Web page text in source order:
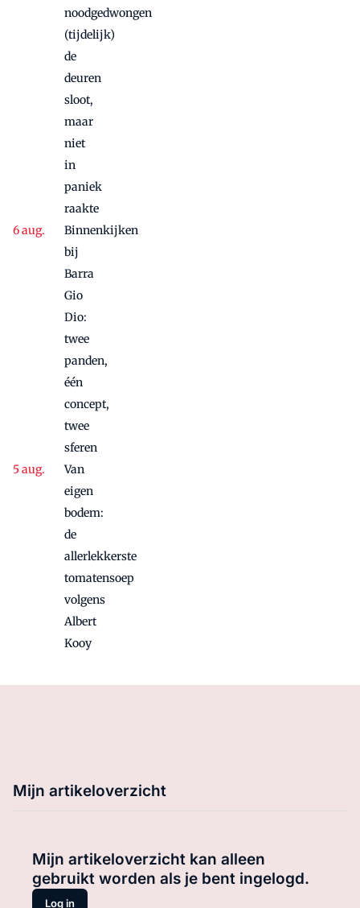
noodgedwongen
(tijdelijk)
de
deuren
sloot,
maar
niet
in
paniek
raakte
Binnenkijken
bij
Barra
Gio
Dio:
twee
panden,
één
concept,
twee
sferen
Van
eigen
bodem:
de
allerlekkerste
tomatensoep
volgens
Albert
Kooy
Mijn artikeloverzicht
Mijn artikeloverzicht kan alleen
gebruikt worden als je bent ingelogd.
Log in